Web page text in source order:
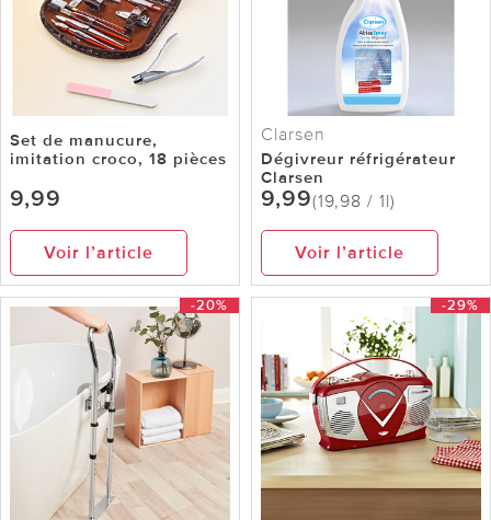
Set de manucure,
imitation croco, 18 pièces
9,99
Voir l’article
Clarsen
Dégivreur réfrigérateur
Clarsen
9,99(19,98 / 1l)
Voir l’article
-20% -29%